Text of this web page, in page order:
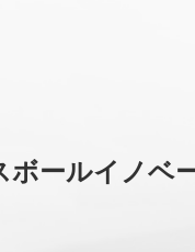
ボールイノベ